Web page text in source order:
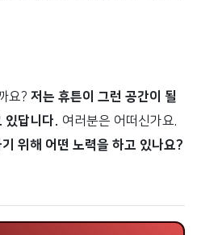
요? 저는 휴튼이 그런 공간이 될
있답니다. 여러분은 어떠신가요.
위해 어떤 노력을 하고 있나요?